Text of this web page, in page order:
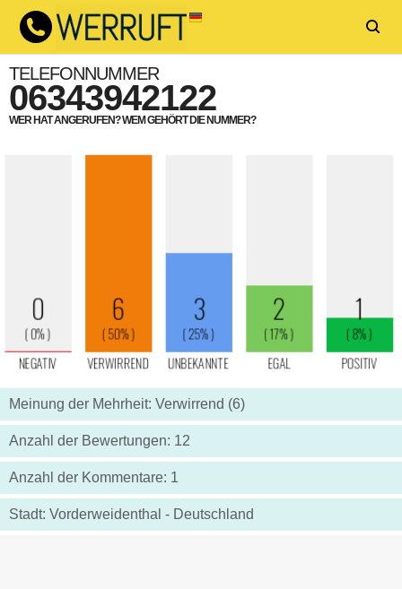
TELEFONNUMMER
06343942122
WER HAT ANGERUFEN? WEM GEHÖRT DIE NUMMER?
Meinung der Mehrheit: Verwirrend (6)
Anzahl der Bewertungen: 12
Anzahl der Kommentare: 1
Stadt: Vorderweidenthal - Deutschland